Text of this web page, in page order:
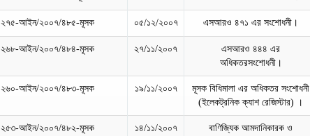
২৭৫-আইন/২০০৭/৪৮৫-মূসক ০৫/১২/২০০৭ এসআরও ৪৭১ এর সংশোধনী।
২৬৮-আইন/২০০৭/৪৮৪-মূসক ২৭/১১/২০০৭
এসআরও ৪৪৪ এর
অধিকতরসংশোধনী।
২৬০-আইন/২০০৭/৪৮৩-মূসক ১৯/১১/২০০৭
মূসক বিধিমালা এর অধিকতর সংশোধনী
(ইলেকট্রনিক ক্যাশ রেজিস্টার) ।
২৫৩-আইন/২০০৭/৪৮২-মূসক ১৪/১১/২০০৭
বাণিজ্যিক আমদানিকারক ও